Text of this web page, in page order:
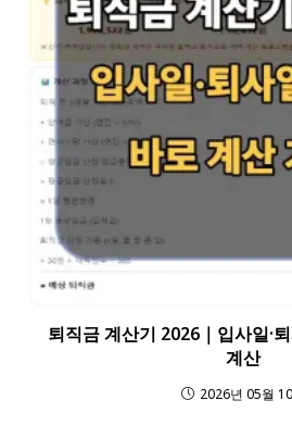
퇴직금 계산기 2026｜입사일·
계산
2026년 05월